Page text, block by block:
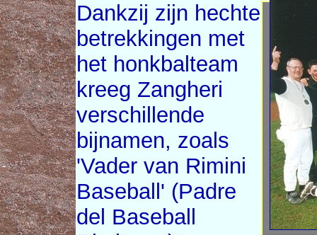
Dankzij zijn hechte
betrekkingen met
het honkbalteam
kreeg Zangheri
verschillende
bijnamen, zoals
'Vader van Rimini
Baseball' (Padre
del Baseball